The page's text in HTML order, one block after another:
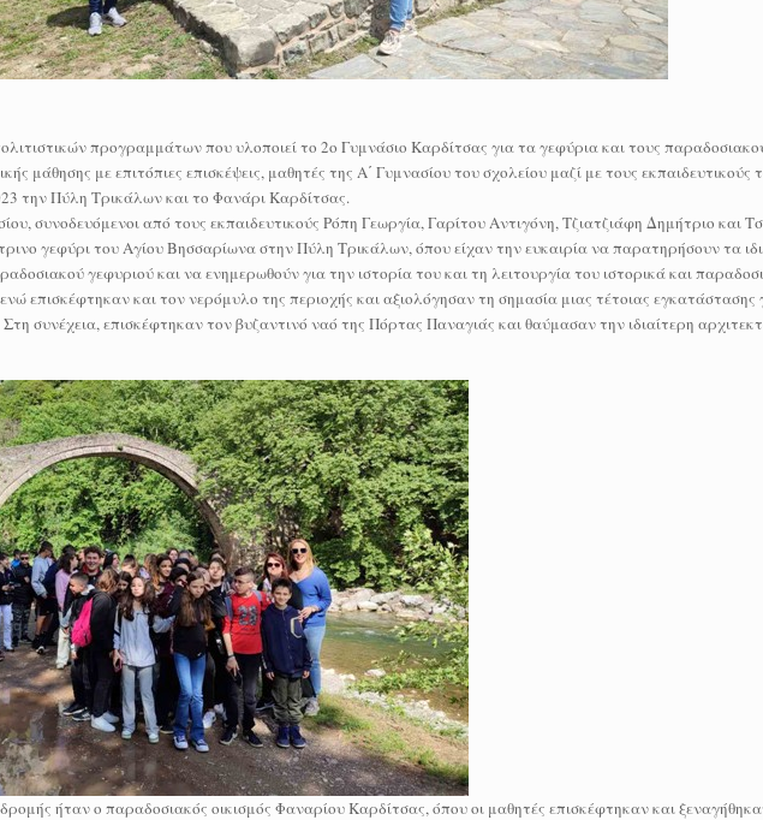
προγραμμάτων που υλοποιεί το 2ο Γυμνάσιο Καρδίτσας για τα γεφύρια και τους
μάθησης με επιτόπιες επισκέψεις, μαθητές της Α΄ Γυμνασίου του σχολείου μαζί με τους εκπαιδευτικούς
την Πύλη Τρικάλων και το Φανάρι Καρδίτσας.
συνοδευόμενοι από τους εκπαιδευτικούς Ρόπη Γεωργία, Γαρίτου Αντιγόνη, Τζιατζιάφη Δημήτριο και
γεφύρι του Αγίου Βησσαρίωνα στην Πύλη Τρικάλων, όπου είχαν την ευκαιρία να παρατηρήσουν τα
γεφυριού και να ενημερωθούν για την ιστορία του και τη λειτουργία του ιστορικά και
επισκέφτηκαν και τον νερόμυλο της περιοχής και αξιολόγησαν τη σημασία μιας τέτοιας εγκατάστασης
συνέχεια, επισκέφτηκαν τον βυζαντινό ναό της Πόρτας Παναγιάς και θαύμασαν την ιδιαίτερη
ήταν ο παραδοσιακός οικισμός Φαναρίου Καρδίτσας, όπου οι μαθητές επισκέφτηκαν και